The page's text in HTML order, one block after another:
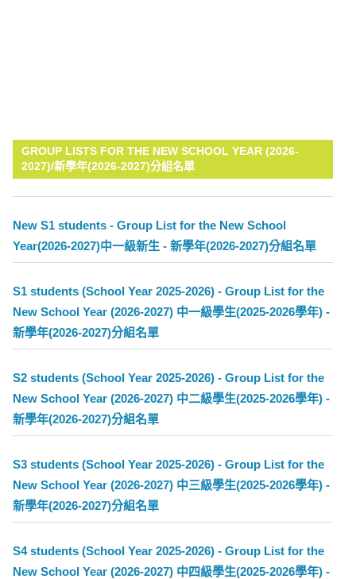
GROUP LISTS FOR THE NEW SCHOOL YEAR (2026-
2027)/新學年(2026-2027)分組名單
New S1 students - Group List for the New School
Year(2026-2027)中一級新生 - 新學年(2026-2027)分組名單
S1 students (School Year 2025-2026) - Group List for the
New School Year (2026-2027) 中一級學生(2025-2026學年) -
新學年(2026-2027)分組名單
S2 students (School Year 2025-2026) - Group List for the
New School Year (2026-2027) 中二級學生(2025-2026學年) -
新學年(2026-2027)分組名單
S3 students (School Year 2025-2026) - Group List for the
New School Year (2026-2027) 中三級學生(2025-2026學年) -
新學年(2026-2027)分組名單
S4 students (School Year 2025-2026) - Group List for the
New School Year (2026-2027) 中四級學生(2025-2026學年) -